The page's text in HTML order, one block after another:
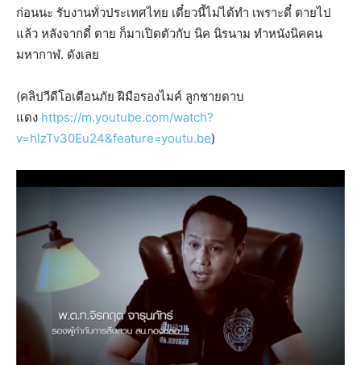
ก่อนนะ รับงานทั่วประเทศไทย เดี๋ยวนี้ไม่ได้ทำ เพราะดี๋ ตายไป
แล้ว หลังจากดี๋ ตาย ก็มาเปิดตัวกับ นิค นิรนาม ทำหนังนิคคน
มหากาฬ. ดังเลย
(คลิปวีดีโอเตือนภัย ฝีมือรองไมค์ ลูกชายดาบ
แดง https://m.youtube.com/watch?
v=hlzTv30Eu24&feature=youtu.be)